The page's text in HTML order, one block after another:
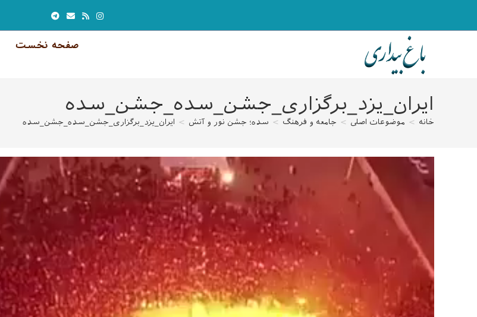
صفحه نخست
ایران_یزد_برگزاری_جشن_سده_جشن_سده
خانه > موضوعات اصلی > جامعه و فرهنگ > سده؛ جشن نور و آتش > ایران_یزد_برگزاری_جشن_سده_جشن_سده
نمایشگر